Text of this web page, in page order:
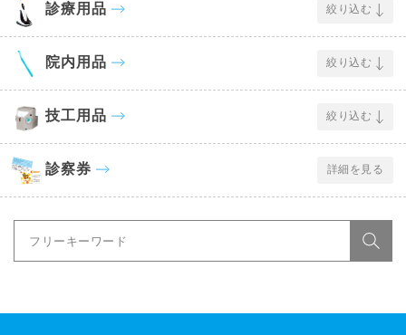
診療用品 絞り込む
院内用品 絞り込む
技工用品 絞り込む
診察券 詳細を見る